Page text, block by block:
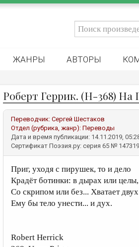
ЖАНРЫ АВТОРЫ
Роберт Геррик. (Н-368) На
Переводчик: Сергей Шестаков
Отдел (рубрика, жанр): Переводы
Дата и время публикации: 14.11.2019,
Сертификат Поэзия.ру: серия 65 № 147319
Приг, уходя с пирушек, то и дело
Крадёт ботинки: в дырах или целы,
Со скрипом или без... Хватает
Ему бы тело унести... и дух.
Robert Herrick